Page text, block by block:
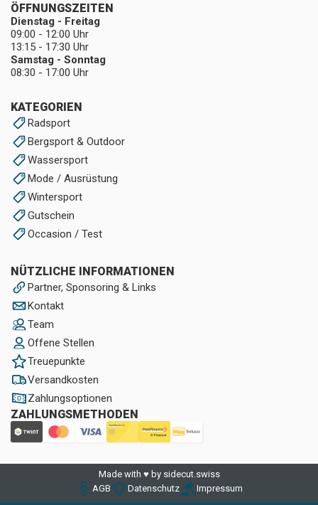
KATEGORIEN
Radsport
Bergsport & Outdoor
Wassersport
Mode / Ausrüstung
Wintersport
Gutschein
Occasion / Test
NÜTZLICHE INFORMATIONEN
Partner, Sponsoring & Links
Kontakt
Team
Offene Stellen
Treuepunkte
Versandkosten
Zahlungsoptionen
ZAHLUNGSMETHODEN
ÖFFNUNGSZEITEN
Dienstag - Freitag
09:00 - 12:00 Uhr
13:15 - 17:30 Uhr
Samstag - Sonntag
08:30 - 17:00 Uhr
Made with ♥ by sidecut.swiss
AGB
Datenschutz Impressum